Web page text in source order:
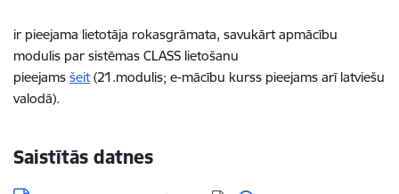
ir pieejama lietotāja rokasgrāmata, savukārt apmācību
modulis par sistēmas CLASS lietošanu
pieejams šeit(21.modulis; e-mācību kurss pieejams arī latviešu
valodā).
Saistītās datnes